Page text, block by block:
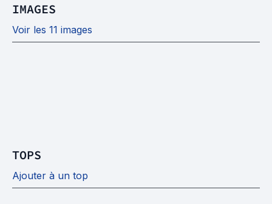
IMAGES
Voir les 11 images
TOPS
Ajouter à un top